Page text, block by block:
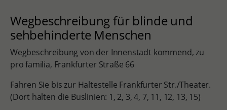
Wegbeschreibung für blinde und
sehbehinderte Menschen
Wegbeschreibung von der Innenstadt kommend, zu
pro familia, Frankfurter Straße 66
Fahren Sie bis zur Haltestelle Frankfurter Str./Theater.
(Dort halten die Buslinien: 1, 2, 3, 4, 7, 11, 12, 13, 15)